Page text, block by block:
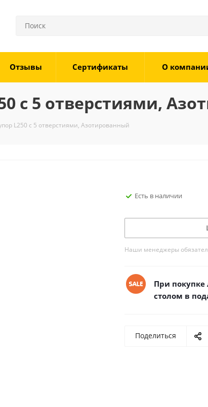
Отзывы Сертификаты О
с 5 отверстиями,
L250 с 5 отверстиями, Азотированный
Есть в наличии
Наши менеджеры
При покупке
столом в
Поделиться